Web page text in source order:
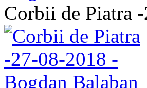
Corbii de Piatra